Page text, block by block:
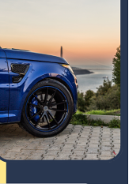
az enyhén felé
és
közt, hogy